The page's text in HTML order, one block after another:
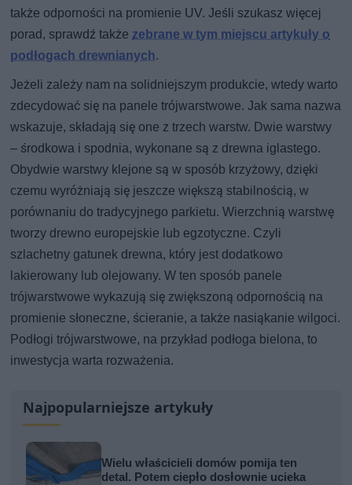
także odporności na promienie UV. Jeśli szukasz więcej
porad, sprawdź także zebrane w tym miejscu artykuły o
podłogach drewnianych.
Jeżeli zależy nam na solidniejszym produkcie, wtedy warto
zdecydować się na panele trójwarstwowe. Jak sama nazwa
wskazuje, składają się one z trzech warstw. Dwie warstwy
– środkowa i spodnia, wykonane są z drewna iglastego.
Obydwie warstwy klejone są w sposób krzyżowy, dzięki
czemu wyróżniają się jeszcze większą stabilnością, w
porównaniu do tradycyjnego parkietu. Wierzchnią warstwę
tworzy drewno europejskie lub egzotyczne. Czyli
szlachetny gatunek drewna, który jest dodatkowo
lakierowany lub olejowany. W ten sposób panele
trójwarstwowe wykazują się zwiększoną odpornością na
promienie słoneczne, ścieranie, a także nasiąkanie wilgoci.
Podłogi trójwarstwowe, na przykład podłoga bielona, to
inwestycja warta rozważenia.
Najpopularniejsze artykuły
Wielu właścicieli domów pomija ten
detal. Potem ciepło dosłownie ucieka